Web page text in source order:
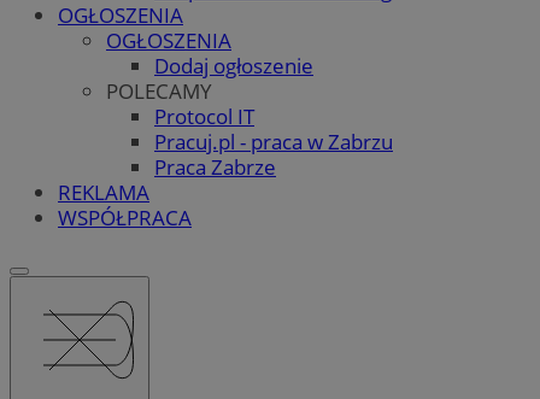
OGŁOSZENIA
OGŁOSZENIA
Dodaj ogłoszenie
POLECAMY
Protocol IT
Pracuj.pl - praca w Zabrzu
Praca Zabrze
REKLAMA
WSPÓŁPRACA